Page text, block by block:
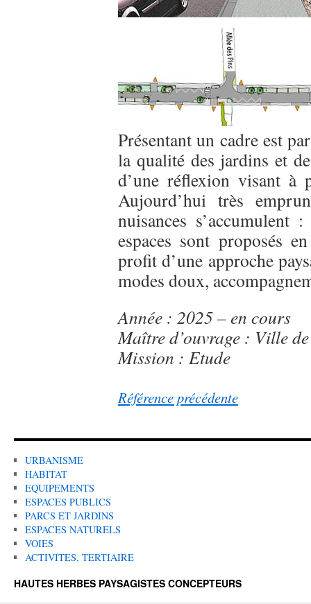
Présentant un cadre est
la qualité des jardins et
d’une réflexion visant à
Aujourd’hui très
nuisances s’accumulent
espaces sont proposés
profit d’une approche
modes doux,
Année : 2025 – en cours
Maître d’ouvrage : Ville
Mission : Etude
Référence précédente
URBANISME
HABITAT
EQUIPEMENTS
ESPACES PUBLICS
PARCS ET JARDINS
ESPACES NATURELS
VOIES
ACTIVITES, TERTIAIRE
HAUTES HERBES PAYSAGISTES CONCEPTEURS